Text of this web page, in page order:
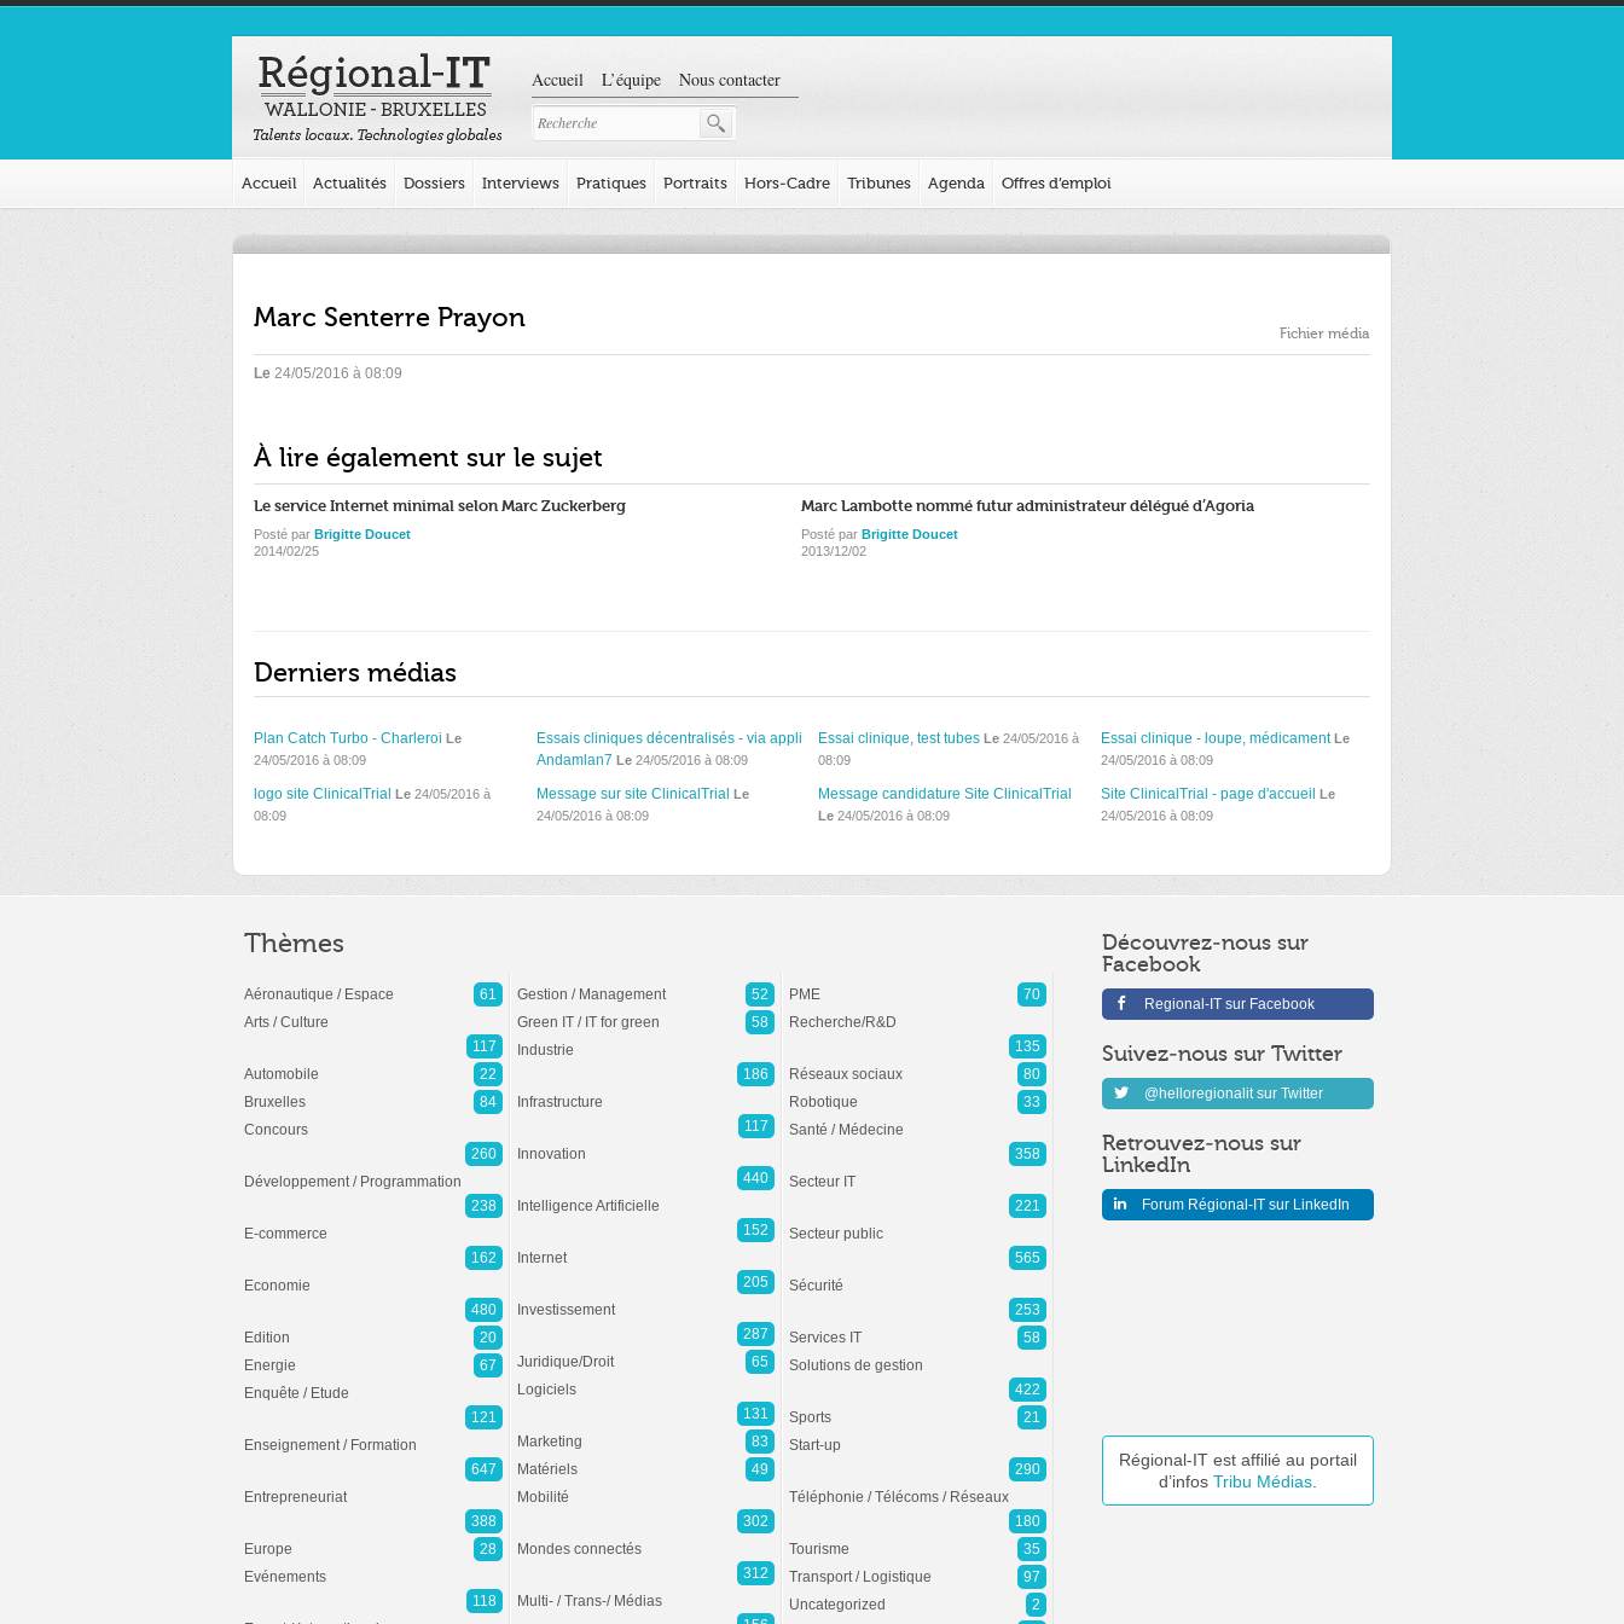
Accueil L’équipe Nous contacter
Accueil Actualités Dossiers Interviews Pratiques Portraits Hors-Cadre Tribunes Agenda Offres d’emploi
Marc Senterre Prayon Fichier média
Le 24/05/2016 à 08:09
À lire également sur le sujet
Le service Internet minimal selon Marc Zuckerberg
Posté par Brigitte Doucet
2014/02/25
Marc Lambotte nommé futur administrateur délégué d’Agoria
Posté par Brigitte Doucet
2013/12/02
Derniers médias
Plan Catch Turbo - Charleroi Le
24/05/2016 à 08:09
Essais cliniques décentralisés - via appli
Andamlan7 Le24/05/2016 à 08:09
Essai clinique, test tubes Le 24/05/2016 à
08:09
Essai clinique - loupe, médicament Le
24/05/2016 à 08:09
logo site ClinicalTrial Le 24/05/2016 à
08:09
Message sur site ClinicalTrial Le
24/05/2016 à 08:09
Message candidature Site ClinicalTrial
Le 24/05/2016 à 08:09
Site ClinicalTrial - page d'accueil Le
24/05/2016 à 08:09
Découvrez-nous sur
Facebook
Regional-IT sur Facebook
Suivez-nous sur Twitter
@helloregionalit sur Twitter
Retrouvez-nous sur
LinkedIn
Forum Régional-IT sur LinkedIn
Régional-IT est affilié au portail
d’infos Tribu Médias
Thèmes
Aéronautique / Espace
61
Arts / Culture
117
Automobile
22
Bruxelles
84
Concours
260
Développement / Programmation
238
E-commerce
162
Economie
480
Edition
20
Energie
67
Enquête / Etude
121
Enseignement / Formation
647
Entrepreneuriat
388
Europe
28
Evénements
118
Gestion / Management
52
Green IT / IT for green
58
Industrie
186
Infrastructure
117
Innovation
440
Intelligence Artificielle
152
Internet
205
Investissement
287
Juridique/Droit
65
Logiciels
131
Marketing
83
Matériels
49
Mobilité
302
Mondes connectés
312
Multi- / Trans-/ Médias
PME
70
Recherche/R&D
135
Réseaux sociaux
80
Robotique
33
Santé / Médecine
358
Secteur IT
221
Secteur public
565
Sécurité
253
Services IT
58
Solutions de gestion
422
Sports
21
Start-up
290
Téléphonie / Télécoms / Réseaux
180
Tourisme
35
Transport / Logistique
97
Uncategorized
2